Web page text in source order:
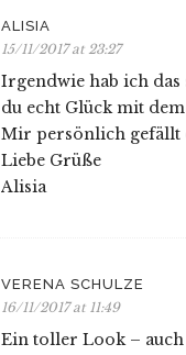
ALISIA
15/11/2017 at 23:27
Irgendwie hab ich das
du echt Glück mit
Mir persönlich gefällt
Liebe Grüße
Alisia
VERENA SCHULZE
16/11/2017 at 11:49
Ein toller Look –